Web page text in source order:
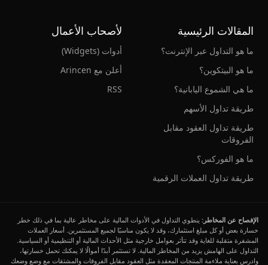
المقالات الرئيسية
ما هو التداول عبر الإنترنت؟
ما هو البيتكوين؟
ما هي الشموع اليابانية؟
طريقة تداول الأسهم
طريقة تداول العقود مقابل
الفروقات
ما هو الفوركس؟
طريقة تداول العملات الرقمية
لأصحاب الأعمال
أدوات (Widgets)
أعلن مع Arincen
RSS
الإفصاح عن المخاطر: ينطوي التداول في الأدوات المالية على مخاطر عالية بما في ذلك خطر
خسارة بعض أو كل مبلغ استثمارك، وقد لا يكون مناسبًا لجميع المستثمرين. أسعار العملات
المشفرة متقلبة للغاية وقد تتأثر بعوامل خارجية مثل الأحداث المالية أو التنظيمية أو السياسية.
التداول على الهامش يزيد من المخاطر المالية. لا تستثمر أبدًا أموالًا لا يمكنك تحمل خسارتها،
وادرس بعناية ملاءمة المنتجات المعقدة مثل العقود مقابل الفروقات والمشتقات مع وضع وضعك